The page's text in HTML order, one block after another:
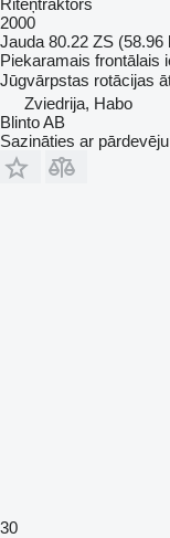
2000
Jauda 80.22 ZS (58.96
Piekaramais frontālais
Jūgvārpstas rotācijas
Zviedrija, Habo
Blinto AB
Sazināties ar pārdevēju
30